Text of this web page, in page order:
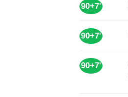
90+7'
90+7'
90+7'